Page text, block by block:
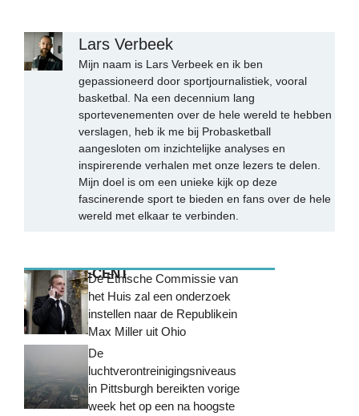
Lars Verbeek
Mijn naam is Lars Verbeek en ik ben
gepassioneerd door sportjournalistiek, vooral
basketbal. Na een decennium lang
sportevenementen over de hele wereld te hebben
verslagen, heb ik me bij Probasketball
aangesloten om inzichtelijke analyses en
inspirerende verhalen met onze lezers te delen.
Mijn doel is om een unieke kijk op deze
fascinerende sport te bieden en fans over de hele
wereld met elkaar te verbinden.
MEEST RECENTDe Ethische Commissie van
het Huis zal een onderzoek
instellen naar de Republikein
Max Miller uit Ohio
De
luchtverontreinigingsniveaus
in Pittsburgh bereikten vorige
week het op een na hoogste